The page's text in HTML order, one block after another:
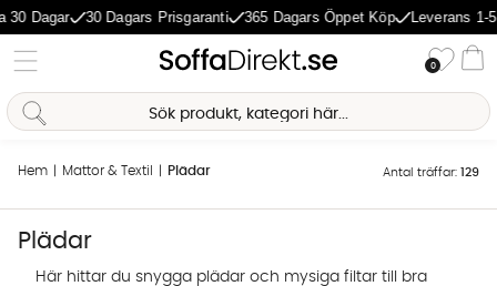
30 Dagars Prisgaranti 365 Dagars Öppet Köp Leverans 1-5 Dagar
0
Hem Mattor & Textil Plädar Antal träffar: 129
Plädar
Här hittar du snygga plädar och mysiga filtar till bra